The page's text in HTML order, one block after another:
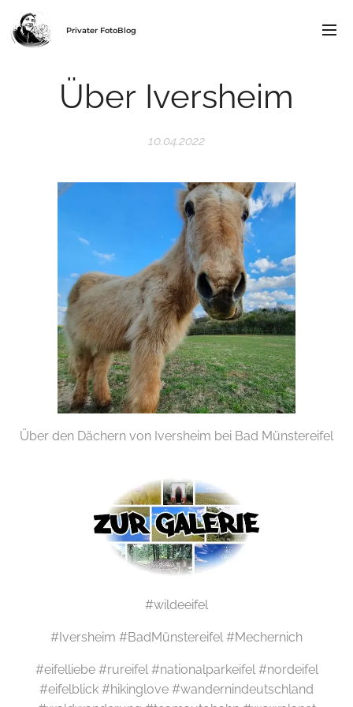
Privater FotoBlog
Über Iversheim
10.04.2022
Über den Dächern von Iversheim bei Bad Münstereifel
#wildeeifel
#Iversheim #BadMünstereifel #Mechernich
#eifelliebe #rureifel #nationalparkeifel #nordeifel
#eifelblick #hikinglove #wandernindeutschland